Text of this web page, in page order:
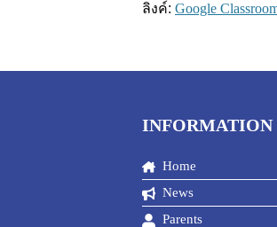
ลิงค์: Google
INFORMATION
Home
News
Parents